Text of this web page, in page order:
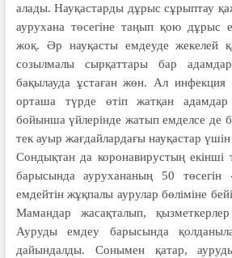
алады. Науқастарды дұрыс сұрыптау
аурухана төсегіне таңып қою дұрыс
жоқ. Әр науқасты емдеуде жекелей
созылмалы сырқаттары бар
бақылауда ұстаған жөн. Ал инфекция
орташа түрде өтіп жатқан адамдар
бойынша үйлерінде жатып емделсе де
тек ауыр жағдайлардағы науқастар
Сондықтан да коронавирустың
барысында аурухананың 50 төсегін
емдейтін жұқпалы аурулар бөліміне
Мамандар жасақталып,
Ауруды емдеу барысында
дайындалды. Сонымен қатар,